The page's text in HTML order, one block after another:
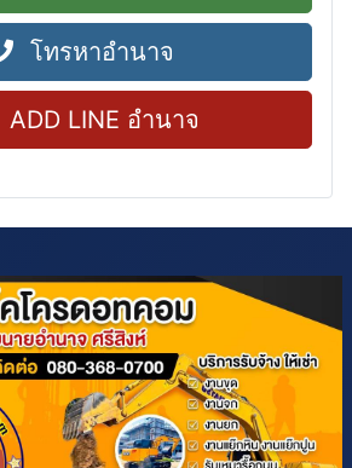
โทรหาอำนาจ
ADD LINE อำนาจ